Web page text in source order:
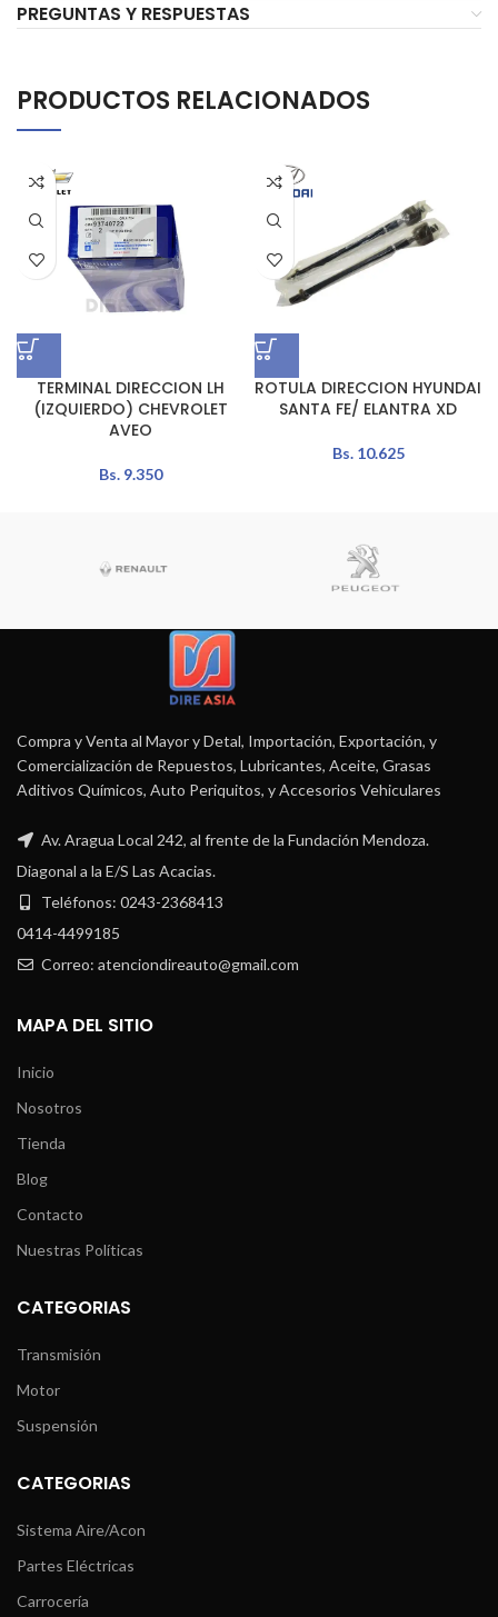
PREGUNTAS Y RESPUESTAS
PRODUCTOS RELACIONADOS
TERMINAL DIRECCION LH
(IZQUIERDO) CHEVROLET
AVEO
Bs.9.350
ROTULA DIRECCION HYUNDAI
SANTA FE/ ELANTRA XD
Bs.10.625
Compra y Venta al Mayor y Detal, Importación, Exportación, y
Comercialización de Repuestos, Lubricantes, Aceite, Grasas
Aditivos Químicos, Auto Periquitos, y Accesorios Vehiculares
Av. Aragua Local 242, al frente de la Fundación Mendoza.
Diagonal a la E/S Las Acacias.
Teléfonos: 0243-2368413
0414-4499185
Correo: atenciondireauto@gmail.com
MAPA DEL SITIO
Inicio
Nosotros
Tienda
Blog
Contacto
Nuestras Políticas
CATEGORIAS
Transmisión
Motor
Suspensión
CATEGORIAS
Sistema Aire/Acon
Partes Eléctricas
Carrocería